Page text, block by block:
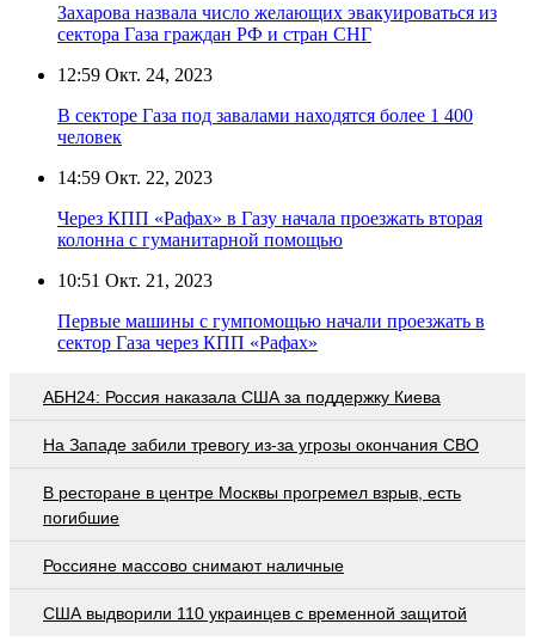
Захарова назвала число желающих эвакуироваться из
сектора Газа граждан РФ и стран СНГ
12:59 Окт. 24, 2023
В секторе Газа под завалами находятся более 1 400
человек
14:59 Окт. 22, 2023
Через КПП «Рафах» в Газу начала проезжать вторая
колонна с гуманитарной помощью
10:51 Окт. 21, 2023
Первые машины с гумпомощью начали проезжать в
сектор Газа через КПП «Рафах»
АБН24: Россия наказала США за поддержку Киева
На Западе забили тревогу из-за угрозы окончания СВО
В ресторане в центре Москвы прогремел взрыв, есть
погибшие
Россияне массово снимают наличные
США выдворили 110 украинцев с временной защитой